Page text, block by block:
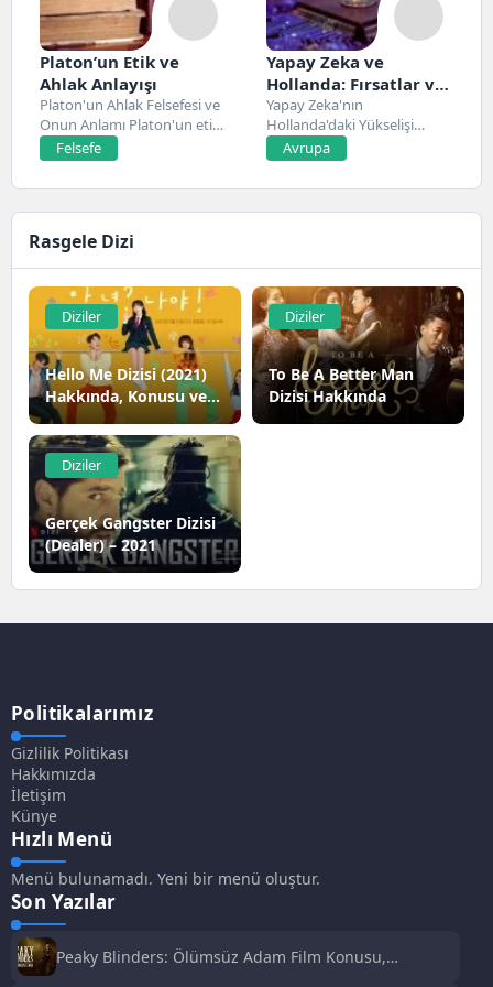
Platon’un Etik ve
Ahlak Anlayışı
Platon'un Ahlak Felsefesi ve
Onun Anlamı Platon'un etik
ve ahlak...
Felsefe
Yapay Zeka ve
Hollanda: Fırsatlar ve
Zorluklar
Yapay Zeka'nın
Hollanda'daki Yükselişi
Hollanda, son yıllarda yapay
zeka alanında...
Avrupa
Rasgele Dizi
Diziler
Hello Me Dizisi (2021)
Hakkında, Konusu ve
Oyuncuları
Diziler
To Be A Better Man
Dizisi Hakkında
Diziler
Gerçek Gangster Dizisi
(Dealer) – 2021
Politikalarımız
Gizlilik Politikası
Hakkımızda
İletişim
Künye
Hızlı Menü
Menü bulunamadı. Yeni bir menü oluştur.
Son Yazılar
Peaky Blinders: Ölümsüz Adam Film Konusu,